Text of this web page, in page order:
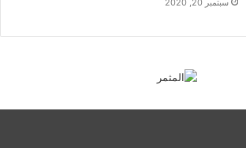
سبتمبر 20, 2020